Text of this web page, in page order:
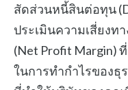
สัดส่วนหนี้สินต่อทุน
ประเมินความเสี่ยงท
(Net Profit Margin)
ในการทำกำไรของ